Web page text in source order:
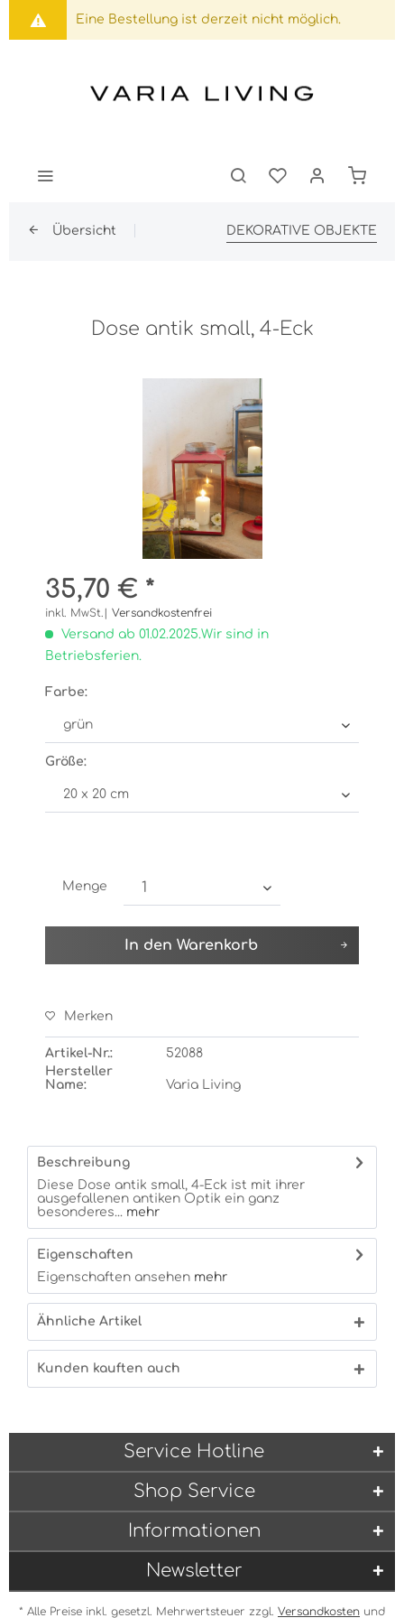
Eine Bestellung ist derzeit nicht möglich.
Übersicht DEKORATIVE OBJEKTE
Dose antik small, 4-Eck
35,70 € *
inkl. MwSt.| Versandkostenfrei
Versand ab 01.02.2025.Wir sind in
Betriebsferien.
Farbe:
Größe:
Menge
In den Warenkorb
Merken
Artikel-Nr.:
52088
Hersteller
Name:
Varia Living
Beschreibung
Diese Dose antik small, 4-Eck ist mit ihrer
ausgefallenen antiken Optik ein ganz
besonderes... mehr
Eigenschaften
Eigenschaften ansehen mehr
Ähnliche Artikel
Kunden kauften auch
Service Hotline
Shop Service
Informationen
Newsletter
* Alle Preise inkl. gesetzl. Mehrwertsteuer zzgl. Versandkosten und